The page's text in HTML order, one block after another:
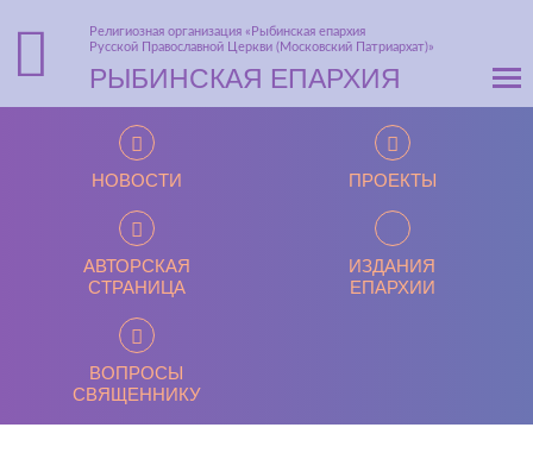
Религиозная организация «Рыбинская епархия
Русской Православной Церкви (Московский Патриархат)»
РЫБИНСКАЯ ЕПАРХИЯ
НОВОСТИ ПРОЕКТЫ
АВТОРСКАЯ
СТРАНИЦА
ИЗДАНИЯ
ЕПАРХИИ
ВОПРОСЫ
СВЯЩЕННИКУ